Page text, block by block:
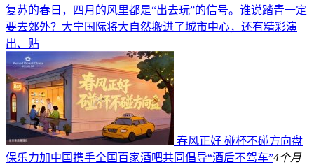
复苏的春日，四月的风里都是“出去玩”的信号。谁说踏青一定
要去郊外？大宁国际将大自然搬进了城市中心，还有精彩演
出、贴
春风正好 碰杯不碰方向盘
保乐力加中国携手全国百家酒吧共同倡导“酒后不驾车”4个月